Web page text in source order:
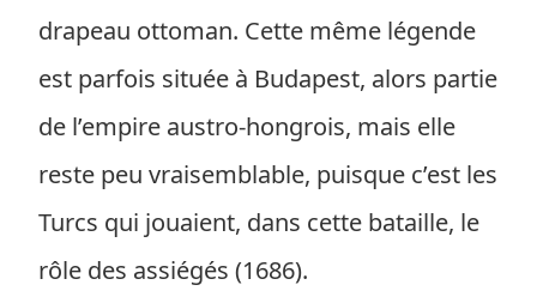
drapeau ottoman. Cette même légende
est parfois située à Budapest, alors partie
de l’empire austro-hongrois, mais elle
reste peu vraisemblable, puisque c’est les
Turcs qui jouaient, dans cette bataille, le
rôle des assiégés (1686).